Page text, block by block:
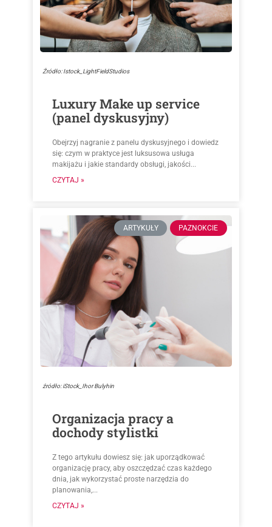
Źródło: Istock_LightFieldStudios
Luxury Make up service
(panel dyskusyjny)
Obejrzyj nagranie z panelu dyskusyjnego i dowiedz
się: czym w praktyce jest luksusowa usługa
makijażu i jakie standardy obsługi, jakości...
CZYTAJ »
ARTYKUŁY PAZNOKCIE
źródło: iStock_Ihor Bulyhin
Organizacja pracy a
dochody stylistki
Z tego artykułu dowiesz się: jak uporządkować
organizację pracy, aby oszczędzać czas każdego
dnia, jak wykorzystać proste narzędzia do
planowania,...
CZYTAJ »